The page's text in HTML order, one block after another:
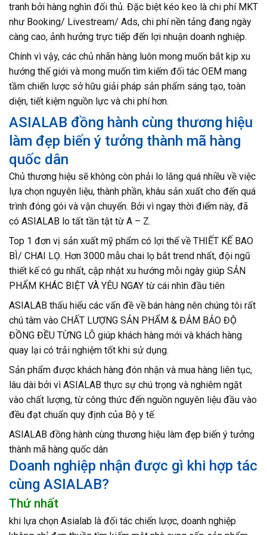
tranh bởi hàng nghìn đối thủ. Đặc biệt kéo keo là chi phí MKT
như Booking/ Livestream/ Ads, chi phí nền tảng đang ngày
càng cao, ảnh hưởng trực tiếp đến lợi nhuận doanh nghiệp.
Chính vì vậy, các chủ nhãn hàng luôn mong muốn bắt kịp xu
hướng thế giới và mong muốn tìm kiếm đối tác OEM mang
tầm chiến lược sở hữu giải pháp sản phẩm sáng tạo, toàn
diện, tiết kiệm nguồn lực và chi phí hơn.
ASIALAB đồng hành cùng thương hiệu
làm đẹp biến ý tưởng thành mã hàng
quốc dân
Chủ thương hiệu sẽ không còn phải lo lắng quá nhiều về việc
lựa chọn nguyên liệu, thành phần, khâu sản xuất cho đến quá
trình đóng gói và vận chuyển. Bởi vì ngay thời điểm này, đã
có ASIALAB lo tất tần tật từ A – Z.
Top 1 đơn vị sản xuất mỹ phẩm có lợi thế về THIẾT KẾ BAO
BÌ/ CHAI LỌ. Hơn 3000 mẫu chai lọ bắt trend nhất, đội ngũ
thiết kế có gu nhất, cập nhật xu hướng mỗi ngày giúp SẢN
PHẨM KHÁC BIỆT VÀ YÊU NGAY từ cái nhìn đầu tiên
ASIALAB thấu hiểu các vấn đề về bán hàng nên chúng tôi rất
chú tâm vào CHẤT LƯỢNG SẢN PHẨM & ĐẢM BẢO ĐỘ
ĐỒNG ĐỀU TỪNG LÔ giúp khách hàng mới và khách hàng
quay lại có trải nghiệm tốt khi sử dụng.
Sản phẩm được khách hàng đón nhận và mua hàng liên tục,
lâu dài bởi vì ASIALAB thực sự chú trọng và nghiêm ngặt
vào chất lượng, từ công thức đến nguồn nguyên liệu đầu vào
đều đạt chuẩn quy định của Bộ y tế.
ASIALAB đồng hành cùng thương hiệu làm đẹp biến ý tưởng
thành mã hàng quốc dân
Doanh nghiệp nhận được gì khi hợp tác
cùng ASIALAB?
Thứ nhất
khi lựa chọn Asialab là đối tác chiến lược, doanh nghiệp